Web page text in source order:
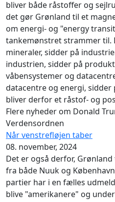
bliver både råstoffer og
det gør Grønland til et
om energi- og "energy
tankemønstret strammer til.
mineraler, sidder på
industrien, sidder på
våbensystemer og
datacentre og energi, sidder
bliver derfor et råstof- og
Flere nyheder om Donald
Verdensordnen
Når venstrefløjen taber
08. november, 2024
Det er også derfor,
fra både Nuuk og
partier har i en fælles
blive "amerikanere" og